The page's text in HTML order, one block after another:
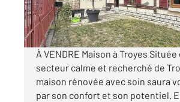
Visiter le site dédié
À VENDRE Maison à Troyes Située
secteur calme et recherché de
maison rénovée avec soin saura
par son confort et son potentiel.